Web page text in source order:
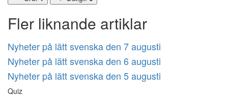
Fler liknande artiklar
Nyheter på lätt svenska den 7 augusti
Nyheter på lätt svenska den 6 augusti
Nyheter på lätt svenska den 5 augusti
Quiz